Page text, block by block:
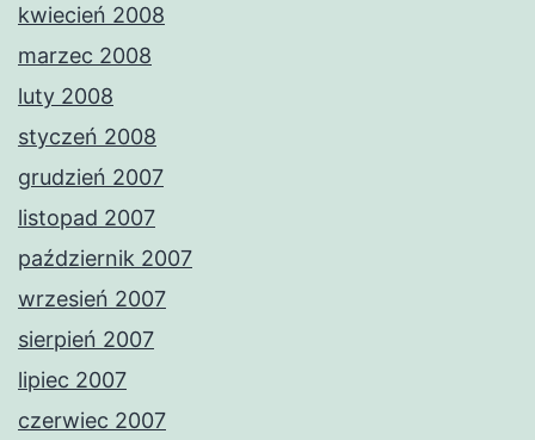
kwiecień 2008
marzec 2008
luty 2008
styczeń 2008
grudzień 2007
listopad 2007
październik 2007
wrzesień 2007
sierpień 2007
lipiec 2007
czerwiec 2007